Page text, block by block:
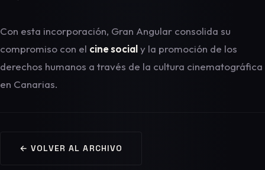
Con esta incorporación, Gran Angular consolida su
compromiso con el cine socialy la promoción de los
derechos humanos a través de la cultura cinematográfica
en Canarias.
← VOLVER AL ARCHIVO